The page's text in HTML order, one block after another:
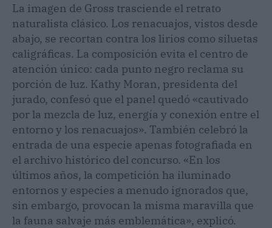
La imagen de Gross trasciende el retrato
naturalista clásico. Los renacuajos, vistos desde
abajo, se recortan contra los lirios como siluetas
caligráficas. La composición evita el centro de
atención único: cada punto negro reclama su
porción de luz. Kathy Moran, presidenta del
jurado, confesó que el panel quedó «cautivado
por la mezcla de luz, energía y conexión entre el
entorno y los renacuajos». También celebró la
entrada de una especie apenas fotografiada en
el archivo histórico del concurso. «En los
últimos años, la competición ha iluminado
entornos y especies a menudo ignorados que,
sin embargo, provocan la misma maravilla que
la fauna salvaje más emblemática», explicó.